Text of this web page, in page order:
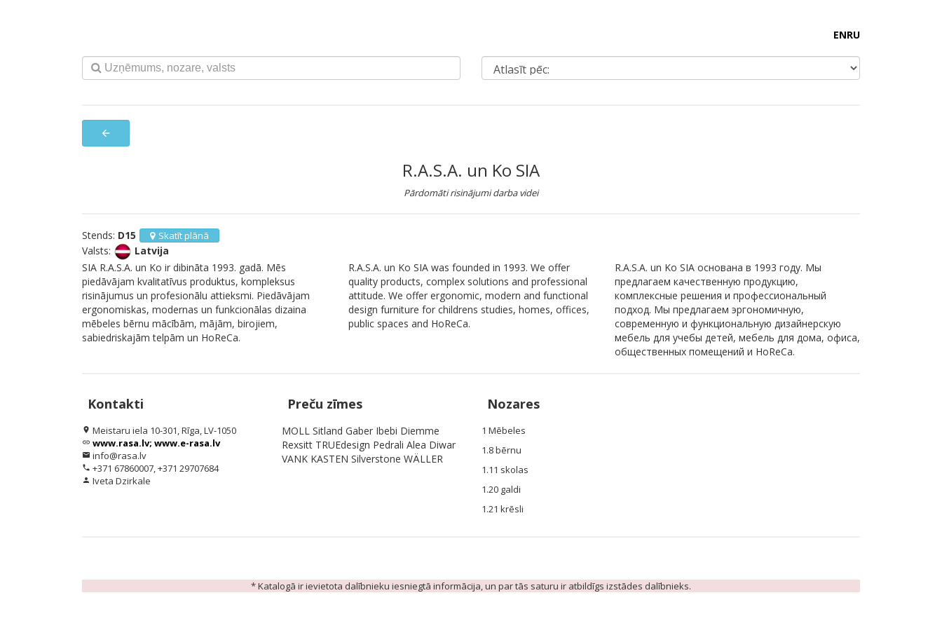
ENRU
arrow_back
R.A.S.A. un Ko SIA
Pārdomāti risinājumi darba videi
Stends: D15 Skatīt plānā
Valsts:
Latvija
SIA R.A.S.A. un Ko ir dibināta 1993. gadā. Mēs
piedāvājam kvalitatīvus produktus, kompleksus
risinājumus un profesionālu attieksmi. Piedāvājam
ergonomiskas, modernas un funkcionālas dizaina
mēbeles bērnu mācībām, mājām, birojiem,
sabiedriskajām telpām un HoReCa.
R.A.S.A. un Ko SIA was founded in 1993. We offer
quality products, complex solutions and professional
attitude. We offer ergonomic, modern and functional
design furniture for childrens studies, homes, offices,
public spaces and HoReCa.
R.A.S.A. un Ko SIA основана в 1993 году. Мы
предлагаем качественную продукцию,
комплексные решения и профессиональный
подход. Мы предлагаем эргономичную,
современную и функциональную дизайнерскую
мебель для учебы детей, мебель для дома, офиса,
общественных помещений и HoReCa.
Kontakti
location_on Meistaru iela 10-301, Rīga, LV-1050
link www.rasa.lv; www.e-rasa.lv
email info@rasa.lv
phone +371 67860007, +371 29707684
person Iveta Dzirkale
Preču zīmes
MOLL Sitland Gaber Ibebi Diemme
Rexsitt TRUEdesign Pedrali Alea Diwar
VANK KASTEN Silverstone WÄLLER
Nozares
1 Mēbeles
1.8 bērnu
1.11 skolas
1.20 galdi
1.21 krēsli
* Katalogā ir ievietota dalībnieku iesniegtā informācija, un par tās saturu ir atbildīgs izstādes dalībnieks.